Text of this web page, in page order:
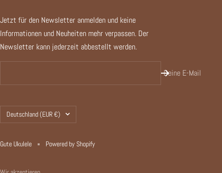
Jetzt für den Newsletter anmelden und keine
Informationen und Neuheiten mehr verpassen. Der
Newsletter kann jederzeit abbestellt werden.
Deine E-Mail
Land/Region
Deutschland (EUR €)
Gute Ukulele Powered by Shopify